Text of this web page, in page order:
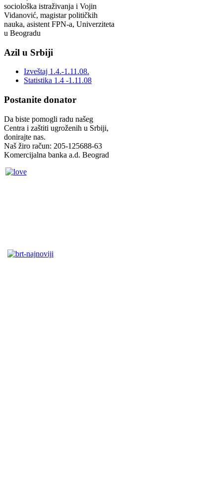
sociološka istraživanja i Vojin
Vidanović, magistar političkih
nauka, asistent FPN-a, Univerziteta
u Beogradu
Azil u Srbiji
Izveštaj 1.4.-1.11.08.
Statistika 1.4 -1.11.08
Postanite donator
Da biste pomogli radu našeg
Centra i zaštiti ugroženih u Srbiji,
donirajte nas.
Naš žiro račun: 205-125688-63
Komercijalna banka a.d. Beograd